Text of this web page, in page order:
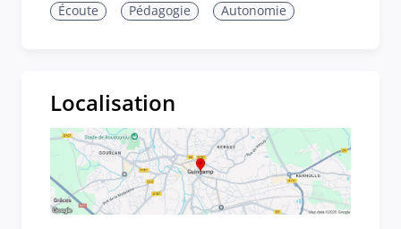
Écoute Pédagogie Autonomie
Localisation